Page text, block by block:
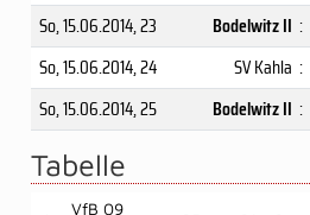
So, 15.06.2014, 23 Bodelwitz II :
So, 15.06.2014, 24 SV Kahla :
So, 15.06.2014, 25 Bodelwitz II :
Tabelle
VfB 09